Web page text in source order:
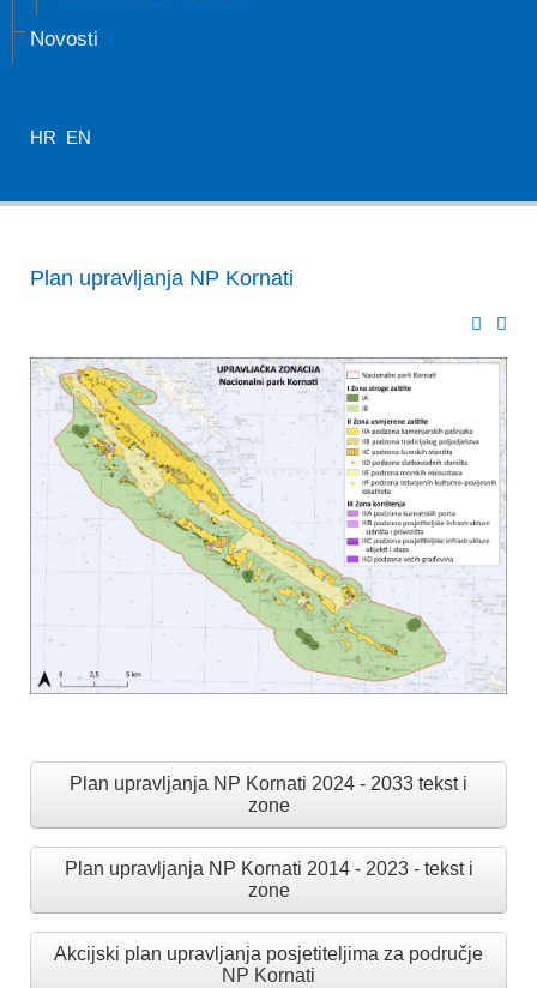
Novosti
HR EN
Plan upravljanja NP Kornati
Plan upravljanja NP Kornati 2024 - 2033 tekst i
zone
Plan upravljanja NP Kornati 2014 - 2023 - tekst i
zone
Akcijski plan upravljanja posjetiteljima za područje
NP Kornati